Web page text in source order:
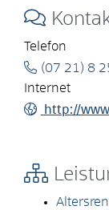
Telefon
(07 21) 8
Internet
http://